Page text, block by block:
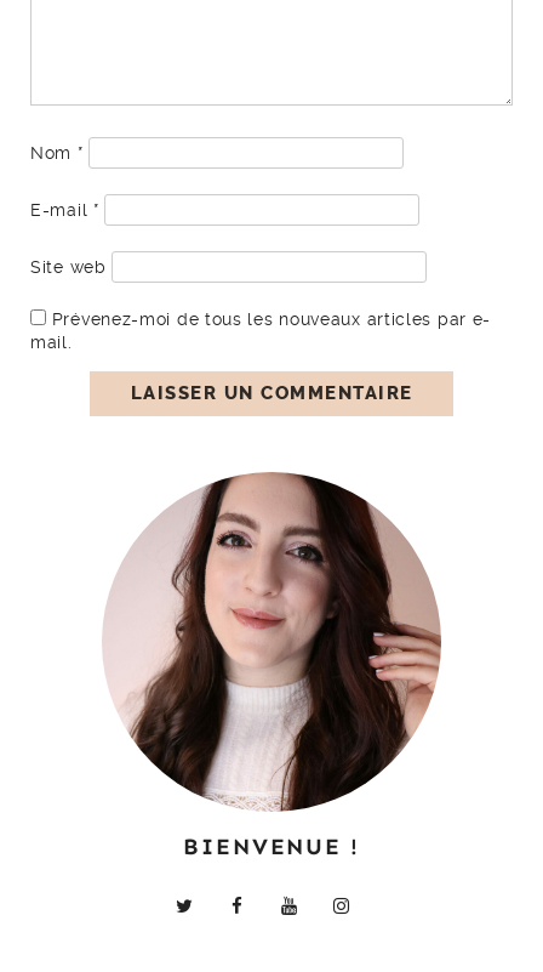
Nom *
E-mail *
Site web
Prévenez-moi de tous les nouveaux articles par e-
mail.
BIENVENUE !